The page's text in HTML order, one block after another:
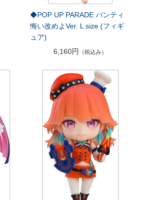
◆POP UP PARADE パンティ
悔い改めよVer. L size (フィギ
ュア)
6,160円
（税込み）